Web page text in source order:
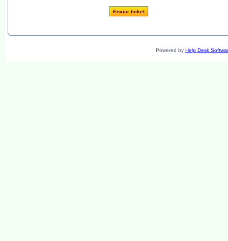
Powered by Help Desk